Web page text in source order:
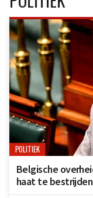
POLITIEK
Belgische
haat te